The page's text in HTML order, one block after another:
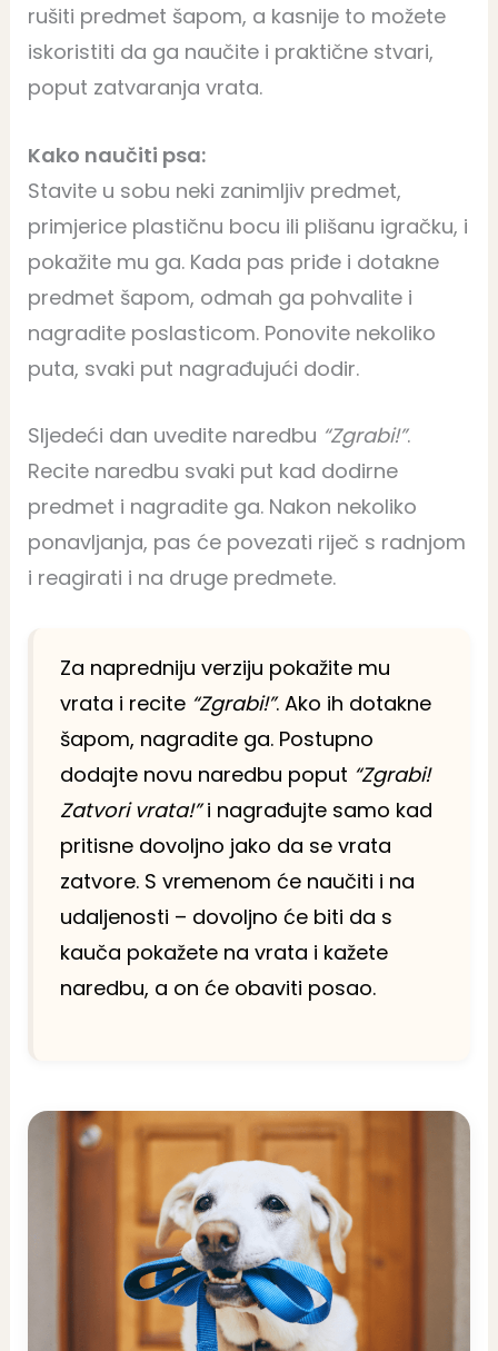
rušiti predmet šapom, a kasnije to možete
iskoristiti da ga naučite i praktične stvari,
poput zatvaranja vrata.
Kako naučiti psa:
Stavite u sobu neki zanimljiv predmet,
primjerice plastičnu bocu ili plišanu igračku, i
pokažite mu ga. Kada pas priđe i dotakne
predmet šapom, odmah ga pohvalite i
nagradite poslasticom. Ponovite nekoliko
puta, svaki put nagrađujući dodir.
Sljedeći dan uvedite naredbu “Zgrabi!”.
Recite naredbu svaki put kad dodirne
predmet i nagradite ga. Nakon nekoliko
ponavljanja, pas će povezati riječ s radnjom
i reagirati i na druge predmete.
Za napredniju verziju pokažite mu
vrata i recite “Zgrabi!”. Ako ih dotakne
šapom, nagradite ga. Postupno
dodajte novu naredbu poput “Zgrabi!
Zatvori vrata!”i nagrađujte samo kad
pritisne dovoljno jako da se vrata
zatvore. S vremenom će naučiti i na
udaljenosti – dovoljno će biti da s
kauča pokažete na vrata i kažete
naredbu, a on će obaviti posao.